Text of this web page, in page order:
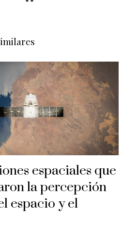
espaciales que
la percepción
espacio y el